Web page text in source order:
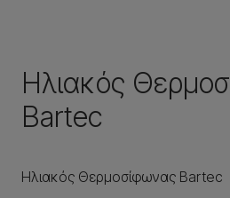
Ηλιακός
Bartec
Ηλιακός Θερμοσίφωνας Bartec